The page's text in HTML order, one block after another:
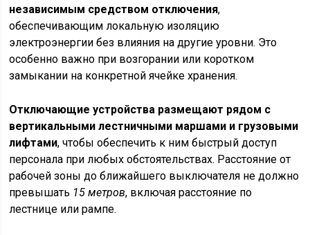
независимым средством отключения,
обеспечивающим локальную изоляцию
электроэнергии без влияния на другие уровни. Это
особенно важно при возгорании или коротком
замыкании на конкретной ячейке хранения.
Отключающие устройства размещают рядом с
вертикальными лестничными маршами и грузовыми
лифтами, чтобы обеспечить к ним быстрый доступ
персонала при любых обстоятельствах. Расстояние от
рабочей зоны до ближайшего выключателя не должно
превышать 15 метров, включая расстояние по
лестнице или рампе.